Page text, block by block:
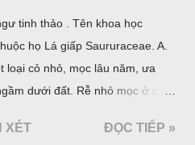
tinh thảo . Tên khoa học
họ Lá giấp Saururaceae. A.
loại cỏ nhỏ, mọc lâu năm, ưa
dưới đất. Rễ nhỏ mọc ở các
hay nhọn hẳn. Hoa nhỏ màu
XÉT ĐỌC TIẾP »